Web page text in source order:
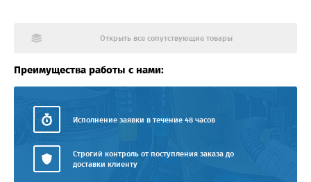
Открыть все сопутствующие товары
Преимущества работы с нами:
Исполнение заявки в течение 48 часов
Строгий контроль от поступления заказа до
доставки клиенту